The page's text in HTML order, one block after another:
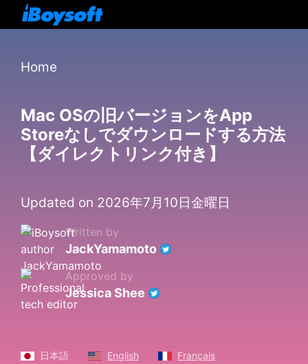
Home
Mac OSの旧バージョンをApp
Storeなしでダウンロードする方法
【ダイレクトリンク付き】
Updated on 2026年7月10日金曜日
Written by
JackYamamoto
Approved by
Jessica Shee
日本語 English
Français